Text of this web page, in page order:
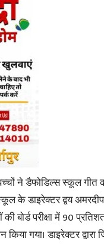
ने डैफोडिल्स स्कूल
के डाइरेक्टर द्वय
बोर्ड परीक्षा में 90
गया। डाइरेक्टर